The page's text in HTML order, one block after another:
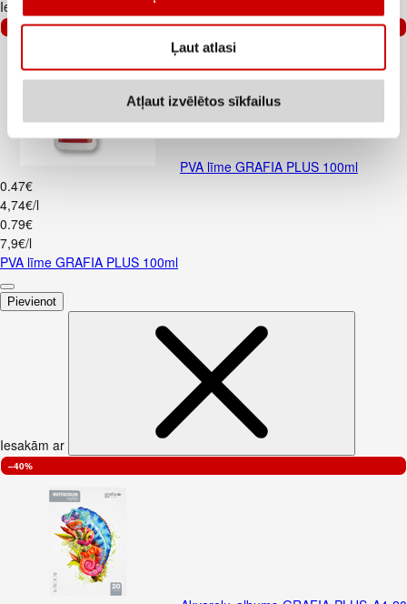
Ļaut atlasi
Atļaut izvēlētos sīkfailus
Iesakām ar
–40%
PVA līme GRAFIA PLUS 100ml
0.47€
4,74€/l
0.79€
7,9€/l
PVA līme GRAFIA PLUS 100ml
Pievienot
Iesakām ar
–40%